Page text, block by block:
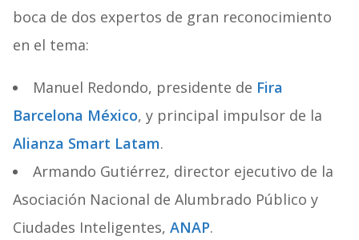
boca de dos expertos de gran reconocimiento
en el tema:
Manuel Redondo, presidente de Fira
Barcelona México, y principal impulsor de la
Alianza Smart Latam.
Armando Gutiérrez, director ejecutivo de la
Asociación Nacional de Alumbrado Público y
Ciudades Inteligentes, ANAP.